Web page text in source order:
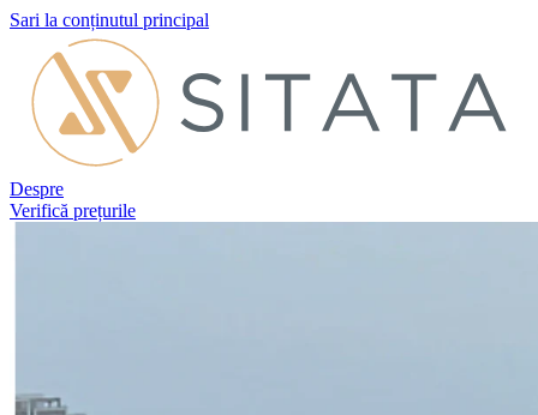
Sari la conținutul principal
Despre
Verifică prețurile